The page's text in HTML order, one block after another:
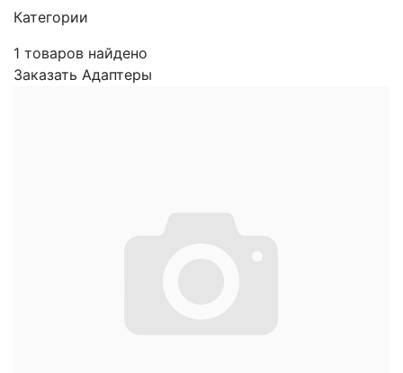
Категории
1 товаров найдено
Заказать Адаптеры